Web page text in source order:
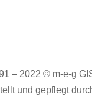
– 2022 © m-e-g
und gepflegt